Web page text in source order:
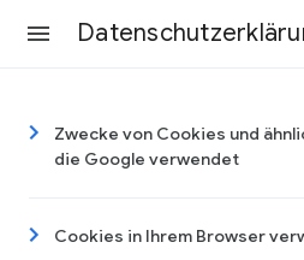
Zwecke von Cookies und
die Google verwendet
Cookies in Ihrem Browser